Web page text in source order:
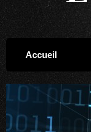
Accueil